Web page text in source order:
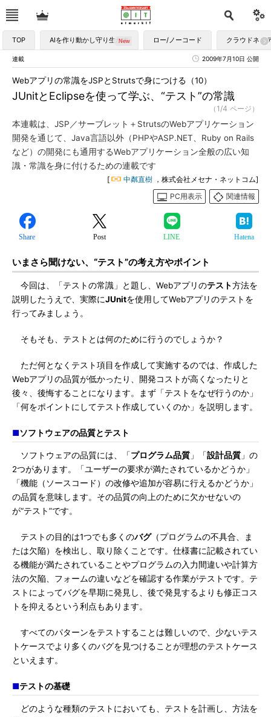
TOP AIを作り動かし守り生かす ロー/ノーコード クラウドネイ
連載 2009年7月10日 公開
JUnitとEclipseを使って学ぶ、“テスト”の常識
Webアプリの常識をJSPとStrutsで身につける（10）
（1/4 ページ）
本連載は、JSP／サーブレット＋StrutsのWebアプリケーション
開発を通じて、Java言語以外（PHPやASP.NET、Ruby on Rails
など）の開発にも通用するWebアプリケーション全般の広い知
識・常識を身に付けるための連載です
[ 中粼直樹 ，株式会社メセナ・ネットコム]
PC用表示
関連情報
Share Post LINE Hatena
いまさら聞けない、“テスト”の考え方やポイント
今回は、「テストの常識」と題し、Webアプリのテスト方法を
説明したうえで、実際にJUnitを使用してWebアプリのテストを
行ってみましょう。
そもそも、テストとは何のために行うのでしょうか？
ただ何となくテスト項目を作成して実施するのでは、作成した
Webアプリの品質が低かったり、開発コストが高くなったりと
後々、後悔することになります。まず「テストをなぜ行うのか」
「何をポイントにしてテスト作成していくのか」を説明します。
■ソフトウェアの品質とテスト
ソフトウェアの品質には、「プログラム品質 」「設計品質 」の
2つがあります。「ユーザーの要求が満たされているかどうか」
「機能（ソースコード）の改修や追加が容易に行えるかどうか」
の品質を意味します。その品質の向上のために欠かせないの
が“テスト”です。
テストの目的は1つでも多くのバグ（プログラムの不具合、ま
たは欠陥）を検出し、取り除くことです。仕様書に記載されてい
る機能が満たされていることやプログラムの入力間違いや計算方
法の欠陥、フォームの違いなどを確認する作業がテストです。テ
ストによってバグを早期に発見し、後で発見するよりも修正コス
トを抑えるという利点もあります。
すべてのパターンをテストすることは難しいので、少ないテス
トケースでより多くのバグを見つけることが理想のテストケース
といえます。
■テストの基礎
どのような種類のテストにおいても、テストを計画し、方法を